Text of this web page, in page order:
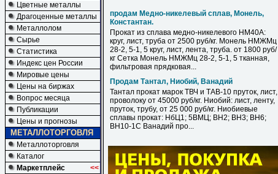
Цветные металлы
Драгоценные металлы
Металлолом
Сырье
Статистика
Индекс цен России
Мировые цены
Цены на биржах
Вопрос месяца
Публикации
Цены и прогнозы
МЕТАЛЛОТОРГОВЛЯ
Металлоторговля
Каталог
Маркетплейс
<<
продам Медно-никелевый сплав, Монель,
Константан.
Прокат из сплава медно-никелевого НМ40А:
круг, лист, труба от 2500 руб/кг. Монель НМЖМц
28-2, 5-1, 5 круг, лист, лента, труба. от 1800 руб/
кг Сетка Монель НМЖМц 28-2, 5-1, 5 тканная,
фильтровая прядковая...
Продам Тантал, Ниобий, Ванадий
Тантал прокат марок ТВЧ и ТАВ-10 пруток, лист,
проволоку от 45000 руб/кг. Ниобий: лист, ленту,
пруток, трубу, от 25 000 руб/кг. Ниобиевые
сплавы прокат: НбЦ1; 5ВМЦ; ВН2; ВН3; ВН6;
ВН10-1С Ванадий про...